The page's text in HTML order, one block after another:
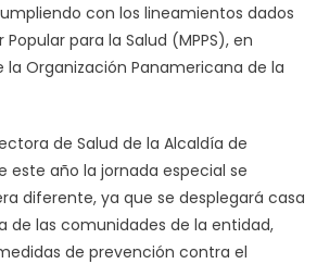
con los lineamientos dados
para la Salud (MPPS), en
Organización Panamericana de la
de Salud de la Alcaldía de
este año la jornada especial se
diferente, ya que se desplegará casa
de las comunidades de la entidad,
de prevención contra el